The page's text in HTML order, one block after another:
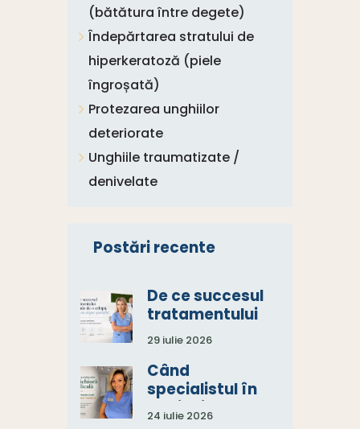
(bătătura între degete)
Îndepărtarea stratului de
hiperkeratoză (piele
îngroșată)
Protezarea unghiilor
deteriorate
Unghiile traumatizate /
denivelate
Postări recente
De ce succesul
tratamentului
depinde de o
singur specialist
29 iulie 2026
Când
specialistul în
pedichiură
24 iulie 2026